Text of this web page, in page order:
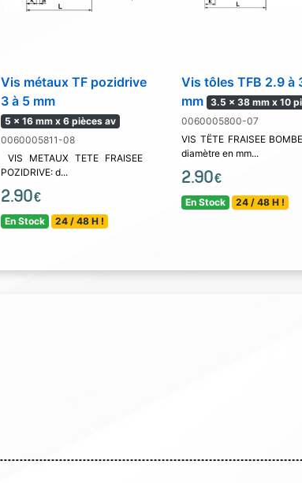
Vis métaux TF pozidrive
3 à 5 mm
5 x 16 mm x 6 pièces av
0060005811-08
VIS METAUX TETE FRAISEE
POZIDRIVE: d...
2.90€
En Stock 24 / 48 H !
Vis tôles TFB 2.9 à
mm 3.5 x 38 mm x 10
0060005800-07
VIS TËTE FRAISEE
diamètre en mm...
2.90€
En Stock 24 / 48 H !